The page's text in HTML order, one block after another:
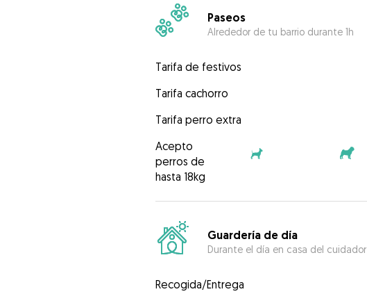
Paseos
Alrededor de tu barrio durante 1h
Tarifa de festivos
Tarifa cachorro
Tarifa perro extra
Acepto
perros de
hasta 18kg
Guardería de día
Durante el día en casa del cuidador
Recogida/Entrega